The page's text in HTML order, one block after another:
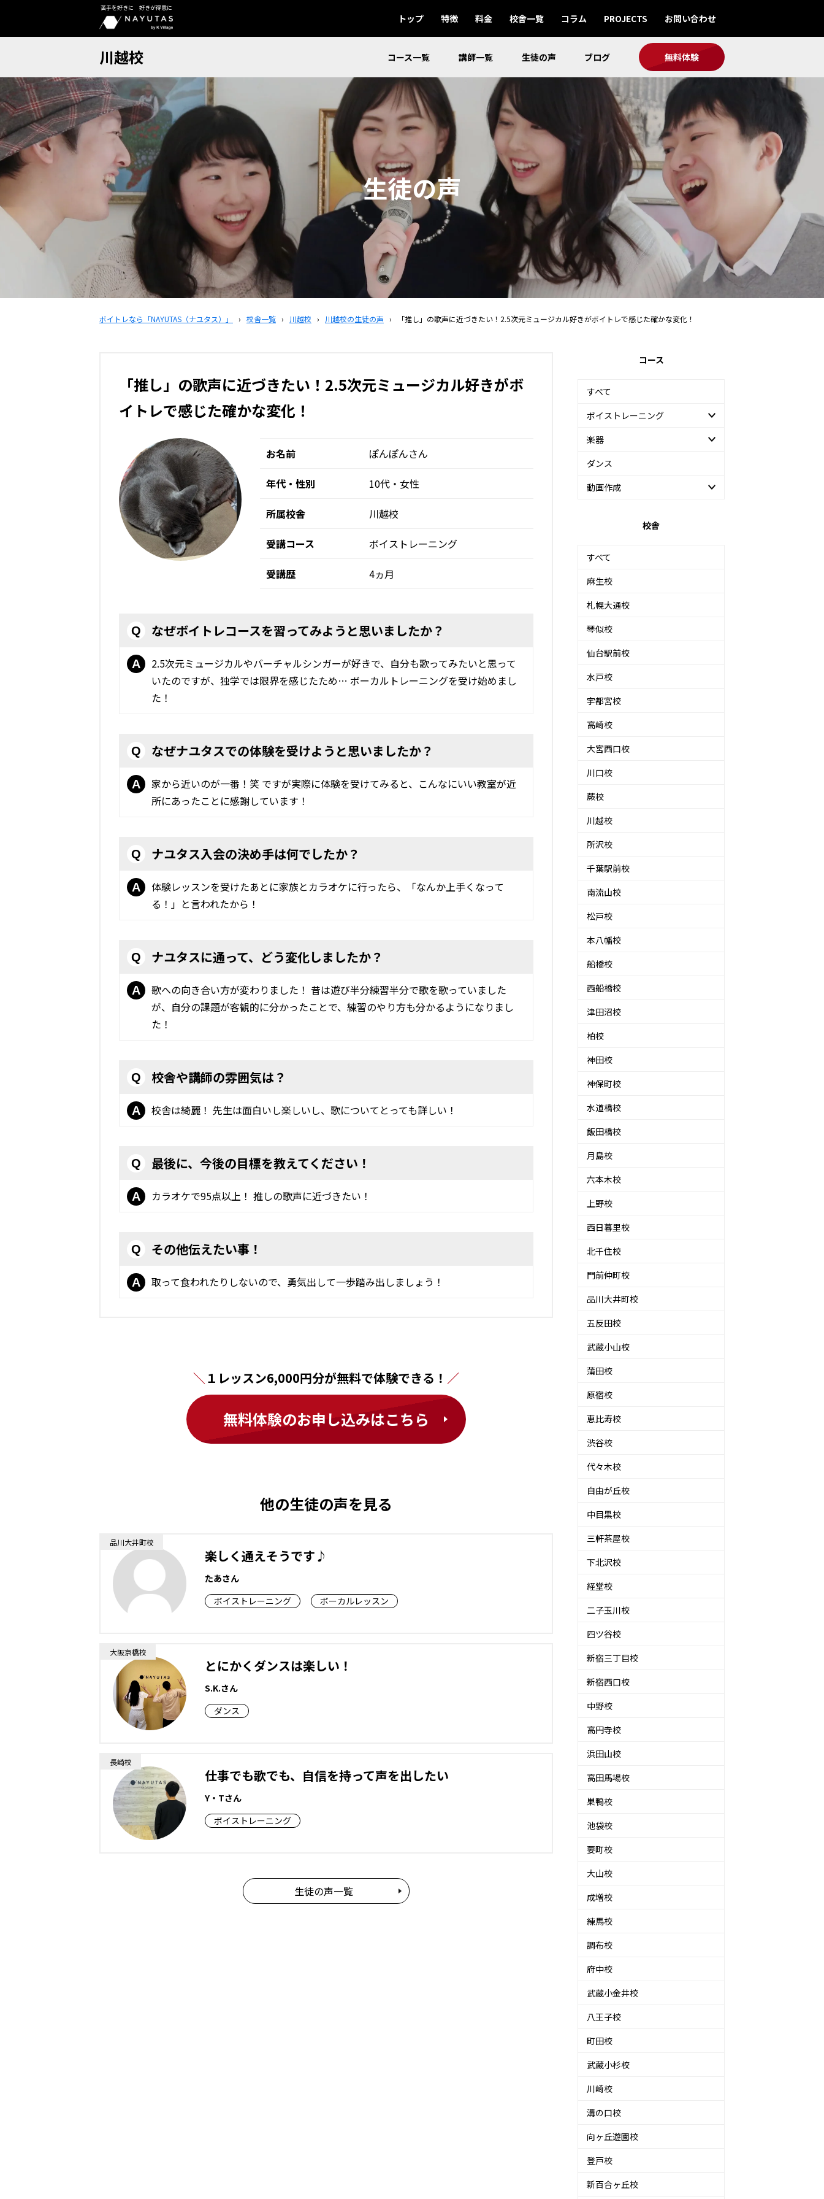
苦手を好きに 好きが得意に
トップ 特徴 料金 校舎一覧 コラム PROJECTS お問い合わせ
川越校 コース一覧 講師一覧 生徒の声 ブログ 無料体験
生徒の声
ボイトレなら「NAYUTAS（ナユタス）」 › 校舎一覧 › 川越校 › 川越校の生徒の声 › 「推し」の歌声に近づきたい！2.5次元ミュージカル好きがボイトレで感じた確かな変化！
「推し」の歌声に近づきたい！2.5次元ミュージカル好きがボ
イトレで感じた確かな変化！
お名前 ぽんぽんさん
年代・性別 10代・女性
所属校舎 川越校
受講コース ボイストレーニング
受講歴 4ヵ月
Q なぜボイトレコースを習ってみようと思いましたか？
A
2.5次元ミュージカルやバーチャルシンガーが好きで、自分も歌ってみたいと思って
いたのですが、独学では限界を感じたため… ボーカルトレーニングを受け始めまし
た！
Q なぜナユタスでの体験を受けようと思いましたか？
A
家から近いのが一番！笑 ですが実際に体験を受けてみると、こんなにいい教室が近
所にあったことに感謝しています！
Q ナユタス入会の決め手は何でしたか？
A
体験レッスンを受けたあとに家族とカラオケに行ったら、「なんか上手くなって
る！」と言われたから！
Q ナユタスに通って、どう変化しましたか？
A
歌への向き合い方が変わりました！ 昔は遊び半分練習半分で歌を歌っていました
が、自分の課題が客観的に分かったことで、練習のやり方も分かるようになりまし
た！
Q 校舎や講師の雰囲気は？
A 校舎は綺麗！ 先生は面白いし楽しいし、歌についてとっても詳しい！
Q 最後に、今後の目標を教えてください！
A カラオケで95点以上！ 推しの歌声に近づきたい！
Q その他伝えたい事！
A 取って食われたりしないので、勇気出して一歩踏み出しましょう！
１レッスン6,000円分が無料で体験できる！
無料体験のお申し込みはこちら
他の生徒の声を見る
品川大井町校
楽しく通えそうです♪
たあさん
ボイストレーニング
ボーカルレッスン
大阪京橋校
とにかくダンスは楽しい！
S.K.さん
ダンス
長崎校
仕事でも歌でも、自信を持って声を出したい
Y・Tさん
ボイストレーニング
生徒の声一覧
コース
すべて
ボイストレーニング
楽器
ダンス
動画作成
校舎
すべて
麻生校
札幌大通校
琴似校
仙台駅前校
水戸校
宇都宮校
高崎校
大宮西口校
川口校
蕨校
川越校
所沢校
千葉駅前校
南流山校
松戸校
本八幡校
船橋校
西船橋校
津田沼校
柏校
神田校
神保町校
水道橋校
飯田橋校
月島校
六本木校
上野校
西日暮里校
北千住校
門前仲町校
品川大井町校
五反田校
武蔵小山校
蒲田校
原宿校
恵比寿校
渋谷校
代々木校
自由が丘校
中目黒校
三軒茶屋校
下北沢校
経堂校
二子玉川校
四ツ谷校
新宿三丁目校
新宿西口校
中野校
高円寺校
浜田山校
高田馬場校
巣鴨校
池袋校
要町校
大山校
成増校
練馬校
調布校
府中校
武蔵小金井校
八王子校
町田校
武蔵小杉校
川崎校
溝の口校
向ヶ丘遊園校
登戸校
新百合ヶ丘校